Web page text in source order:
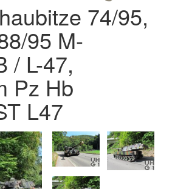
74/95,
95 M-
/ L-47,
Pz Hb
L47